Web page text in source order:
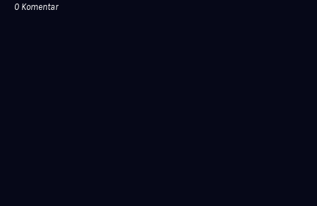
0 Komentar